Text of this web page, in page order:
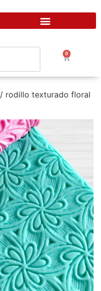
0
/ rodillo texturado floral